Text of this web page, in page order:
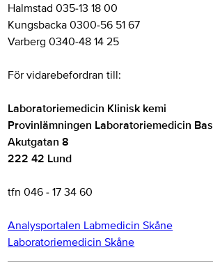
Halmstad 035-13 18 00
Kungsbacka 0300-56 51 67
Varberg 0340-48 14 25
För vidarebefordran till:
Laboratoriemedicin Klinisk kemi
Provinlämningen Laboratoriemedicin Bas
Akutgatan 8
222 42 Lund
tfn 046 - 17 34 60
Analysportalen Labmedicin Skåne
Laboratoriemedicin Skåne